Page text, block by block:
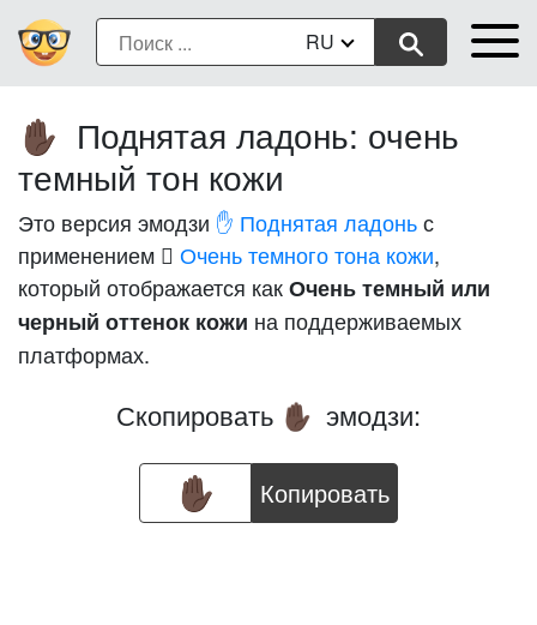
RU
✋🏿
Поднятая ладонь: очень
темный тон кожи
Это версия эмодзи ✋ Поднятая ладоньс
применением 🏿 Очень темного тона кожи,
который отображается какОчень темный или
черный оттенок кожи на поддерживаемых
платформах.
Скопировать ✋🏿 эмодзи:
Копировать